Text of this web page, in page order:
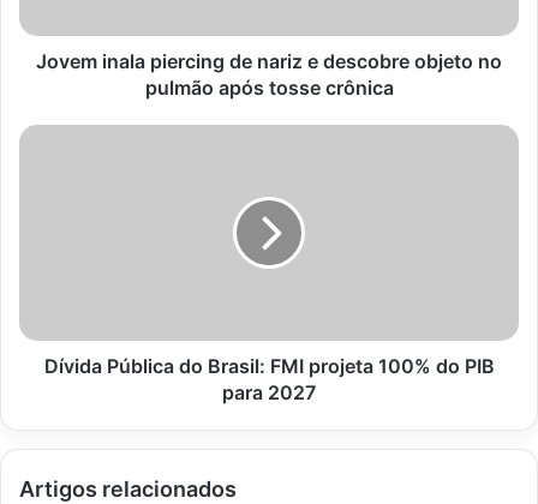
no
pulmão
crônica
Jovem inala piercing de nariz e descobre objeto no
pulmão após tosse crônica
Dívida
PIB
paraDívida Pública do Brasil: FMI projeta 100% do PIB
para 2027
Artigos relacionados